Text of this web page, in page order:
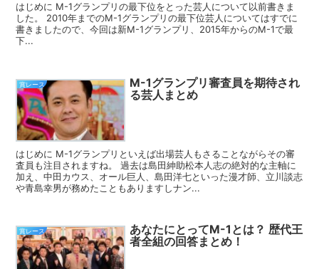
はじめに M-1グランプリの最下位をとった芸人について以前書きま
した。 2010年までのM-1グランプリの最下位芸人についてはすでに
書きましたので、今回は新M-1グランプリ、2015年からのM-1で最
下...
賞レース
M-1グランプリ審査員を期待され
る芸人まとめ
はじめに M-1グランプリといえば出場芸人もさることながらその審
査員も注目されますね。 過去は島田紳助松本人志の絶対的な主軸に
加え、中田カウス、オール巨人、島田洋七といった漫才師、立川談志
や青島幸男が務めたこともありますしナン...
賞レース
あなたにとってM-1とは？ 歴代王
者全組の回答まとめ！